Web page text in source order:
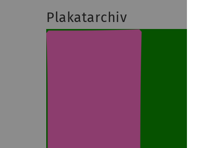
Plakatarchiv